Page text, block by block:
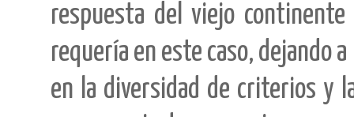
respuesta del viejo
requería en este caso, dejando
en la diversidad de criterios y